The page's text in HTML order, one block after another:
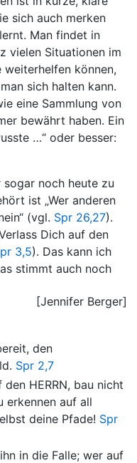
sich auch merken
Man findet in
vielen Situationen im
weiterhelfen können,
sich halten kann.
eine Sammlung von
bewährt haben. Ein
…“ oder besser:
noch heute zu
ist „Wer anderen
(vgl. Spr 26,27).
Dich auf den
3,5). Das kann ich
stimmt auch noch
[Jennifer Berger]
den
Spr 2,7
HERRN, bau nicht
erkennen auf all
deine Pfade! Spr
in die Falle; wer auf